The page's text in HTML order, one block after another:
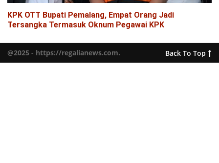
KPK OTT Bupati Pemalang, Empat Orang Jadi
Tersangka Termasuk Oknum Pegawai KPK
@2025 - https://regalianews.com. Back To Top